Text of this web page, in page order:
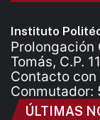
Instituto
Prolongación
Tomás, C.P.
Contacto
Conmutador:
ÚLTIMAS